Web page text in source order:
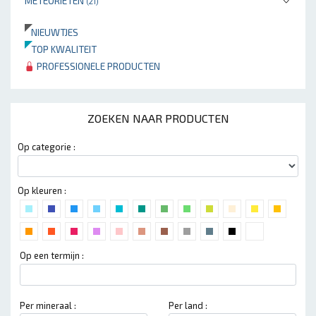
NIEUWTJES
TOP KWALITEIT
PROFESSIONELE PRODUCTEN
ZOEKEN NAAR PRODUCTEN
Op categorie :
Op kleuren :
Op een termijn :
Per mineraal : Per land :